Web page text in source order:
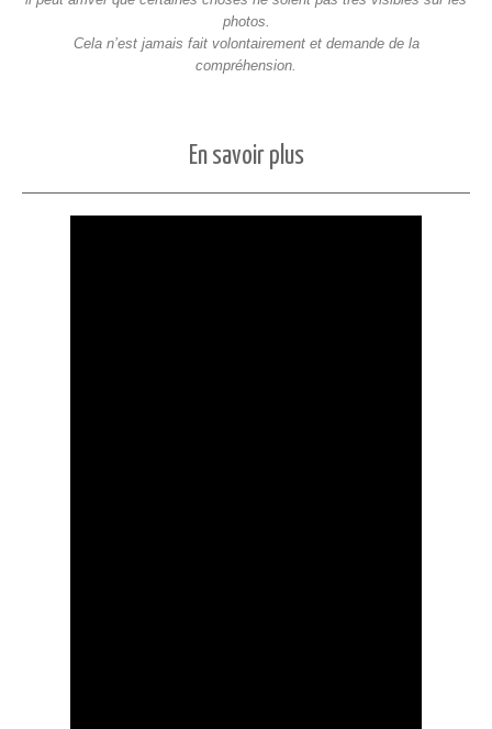
photos.
Cela n’est jamais fait volontairement et demande de la
compréhension.
En savoir plus